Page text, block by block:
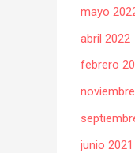
mayo
abril 2022
febrero
junio 2021